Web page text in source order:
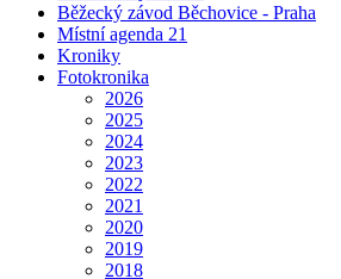
Běžecký závod Běchovice - Praha
Místní agenda 21
Kroniky
Fotokronika
2026
2025
2024
2023
2022
2021
2020
2019
2018